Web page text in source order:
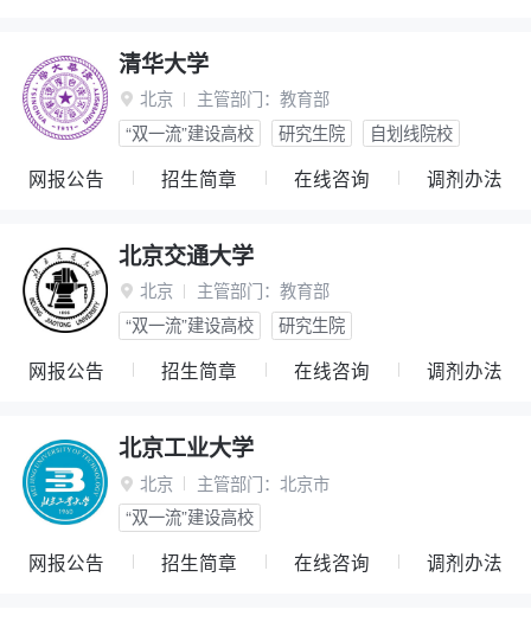
清华大学
 北京 主管部门： 教育部
“双一流”建设高校
研究生院 自划线院校
网报公告 招生简章 在线咨询 调剂办法
北京交通大学
 北京 主管部门： 教育部
“双一流”建设高校
研究生院
网报公告 招生简章 在线咨询 调剂办法
北京工业大学
 北京 主管部门： 北京市
“双一流”建设高校
网报公告 招生简章 在线咨询 调剂办法